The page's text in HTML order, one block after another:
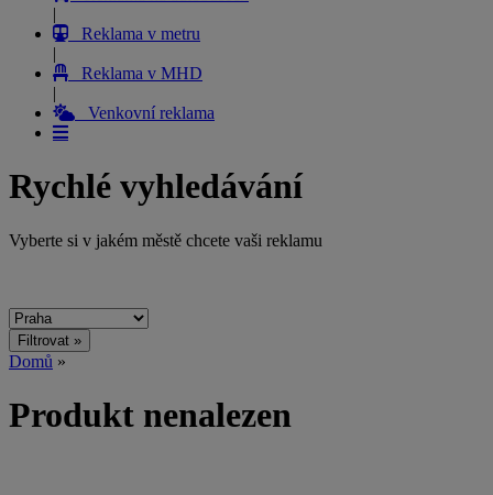
|
Reklama v metru
|
Reklama v MHD
|
Venkovní reklama
Rychlé vyhledávání
Vyberte si v jakém městě chcete vaši reklamu
Domů »
Produkt nenalezen